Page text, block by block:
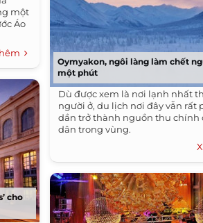
một
Áo
cho
Oymyakon, ngôi làng làm chết
một phút
Dù được xem là nơi lạnh nhất
người ở, du lịch nơi đây vẫn rất
dần trở thành nguồn thu chính
dân trong vùng.